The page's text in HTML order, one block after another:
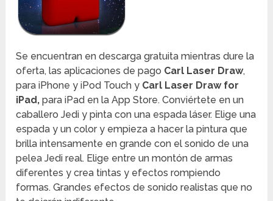
Se encuentran en descarga gratuita mientras dure la
oferta, las aplicaciones de pago Carl Laser Draw,
para iPhone y iPod Touch y Carl Laser Draw for
iPad, para iPad en la App Store. Conviértete en un
caballero Jedi y pinta con una espada láser. Elige una
espada y un color y empieza a hacer la pintura que
brilla intensamente en grande con el sonido de una
pelea Jedi real. Elige entre un montón de armas
diferentes y crea tintas y efectos rompiendo
formas. Grandes efectos de sonido realistas que no